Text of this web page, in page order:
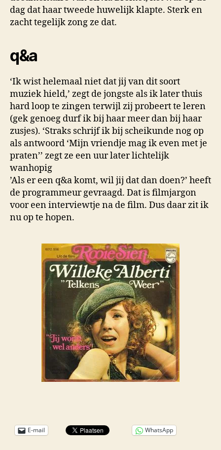
dag dat haar tweede huwelijk klapte. Sterk en
zacht tegelijk zong ze dat.
q&a
‘Ik wist helemaal niet dat jij van dit soort
muziek hield,’ zegt de jongste als ik later thuis
hard loop te zingen terwijl zij probeert te leren
(gek genoeg durf ik bij haar meer dan bij haar
zusjes). ‘Straks schrijf ik bij scheikunde nog op
als antwoord ‘Mijn vriendje mag ik even met je
praten’’ zegt ze een uur later lichtelijk
wanhopig
’Als er een q&a komt, wil jij dat dan doen?’ heeft
de programmeur gevraagd. Dat is filmjargon
voor een interviewtje na de film. Dus daar zit ik
nu op te hopen.
E-mail WhatsApp